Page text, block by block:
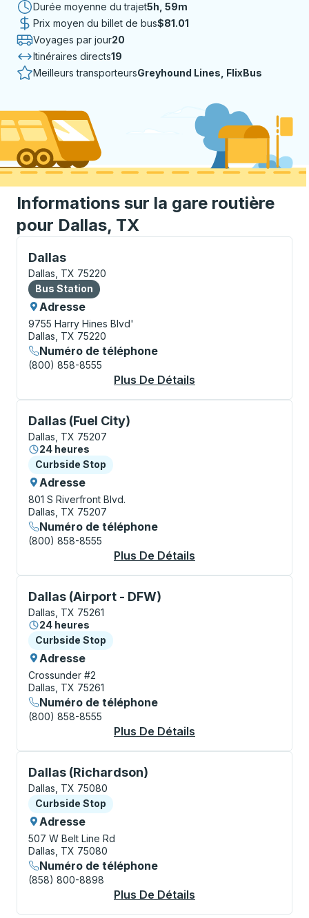
Durée moyenne du trajet5 heures 59 minutes
5h, 59m
Prix moyen du billet de bus$81.01
Voyages par jour20
Itinéraires directs19
Meilleurs transporteursGreyhound Lines, FlixBus
Informations sur la gare routière
pour Dallas, TX
Dallas
Bus Station, utilisez les touches fléchées ou la
Dallas, TX 75220
Bus Station
Bus Station
Adresse
9755 Harry Hines Blvd'
Dallas, TX 75220
Numéro de téléphone
(800) 858-8555
Plus De Détails
Dallas (Fuel City)
Curbside Stop, utilisez les touches fléchées ou la
Dallas, TX 75207
24 heures
Curbside Stop
Curbside Stop
Adresse
801 S Riverfront Blvd.
Dallas, TX 75207
Numéro de téléphone
(800) 858-8555
Plus De Détails
Dallas (Airport - DFW)
Curbside Stop, utilisez les touches fléchées ou la
Dallas, TX 75261
24 heures
Curbside Stop
Curbside Stop
Adresse
Crossunder #2
Dallas, TX 75261
Numéro de téléphone
(800) 858-8555
Plus De Détails
Dallas (Richardson)
Curbside Stop, utilisez les touches fléchées ou la
Dallas, TX 75080
Curbside Stop
Curbside Stop
Adresse
507 W Belt Line Rd
Dallas, TX 75080
Numéro de téléphone
(858) 800-8898
Plus De Détails